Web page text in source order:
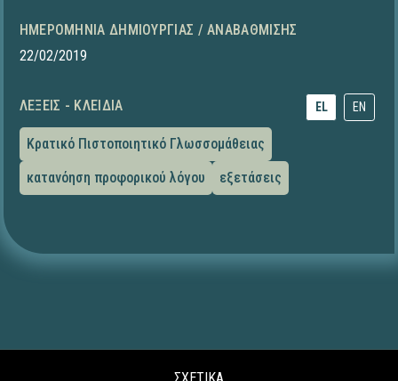
ΗΜΕΡΟΜΗΝΊΑ ΔΗΜΙΟΥΡΓΊΑΣ / ΑΝΑΒΆΘΜΙΣΗΣ
22/02/2019
ΛΈΞΕΙΣ - ΚΛΕΙΔΙΆ EL EN
Κρατικό Πιστοποιητικό Γλωσσομάθειας
κατανόηση προφορικού λόγου
εξετάσεις